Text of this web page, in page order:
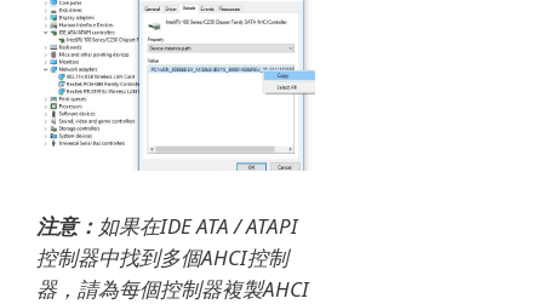
注意： 如果在IDE ATA / ATAPI
控制器中找到多個AHCI控制
器，請為每個控制器複製AHCI